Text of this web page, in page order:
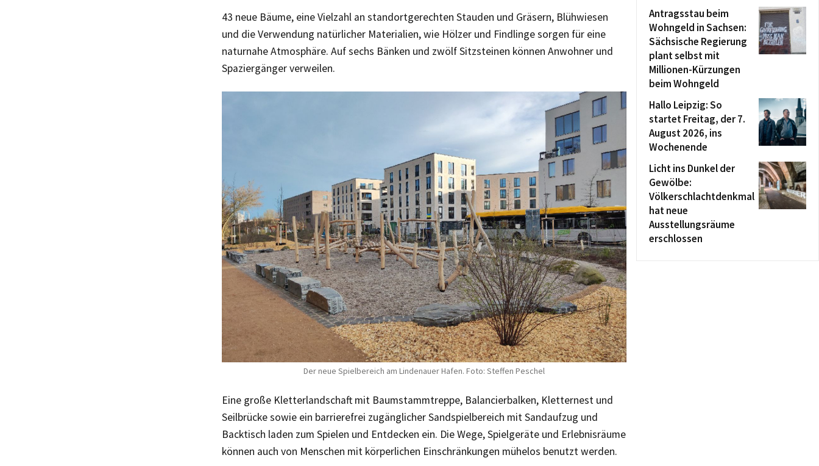
43 neue Bäume, eine Vielzahl an standortgerechten Stauden und Gräsern, Blühwiesen
und die Verwendung natürlicher Materialien, wie Hölzer und Findlinge sorgen für eine
naturnahe Atmosphäre. Auf sechs Bänken und zwölf Sitzsteinen können Anwohner und
Spaziergänger verweilen.
Der neue Spielbereich am Lindenauer Hafen. Foto: Steffen Peschel
Eine große Kletterlandschaft mit Baumstammtreppe, Balancierbalken, Kletternest und
Seilbrücke sowie ein barrierefrei zugänglicher Sandspielbereich mit Sandaufzug und
Backtisch laden zum Spielen und Entdecken ein. Die Wege, Spielgeräte und Erlebnisräume
können auch von Menschen mit körperlichen Einschränkungen mühelos benutzt werden.
Antragsstau beim
Wohngeld in Sachsen:
Sächsische Regierung
plant selbst mit
Millionen-Kürzungen
beim Wohngeld
Hallo Leipzig: So
startet Freitag, der 7.
August 2026, ins
Wochenende
Licht ins Dunkel der
Gewölbe:
Völkerschlachtdenkmal
hat neue
Ausstellungsräume
erschlossen